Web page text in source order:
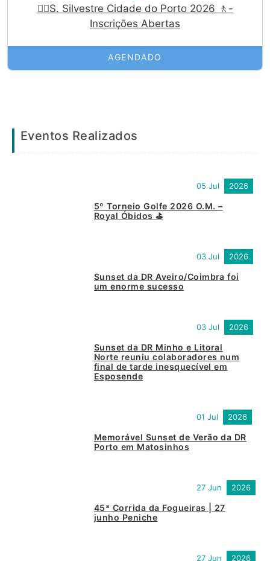
🏃‍♀️S. Silvestre Cidade do Porto 2026 🚶-
Inscrições Abertas
AGENDADO
Eventos Realizados
5º Torneio Golfe 2026 O.M. –
Royal Óbidos ⛳
05 Jul 2026
Sunset da DR Aveiro/Coimbra foi
um enorme sucesso
03 Jul 2026
Sunset da DR Minho e Litoral
Norte reuniu colaboradores num
final de tarde inesquecível em
Esposende
03 Jul 2026
Memorável Sunset de Verão da DR
Porto em Matosinhos
01 Jul 2026
45ª Corrida da Fogueiras | 27
junho Peniche
27 Jun 2026
27 Jun 2026